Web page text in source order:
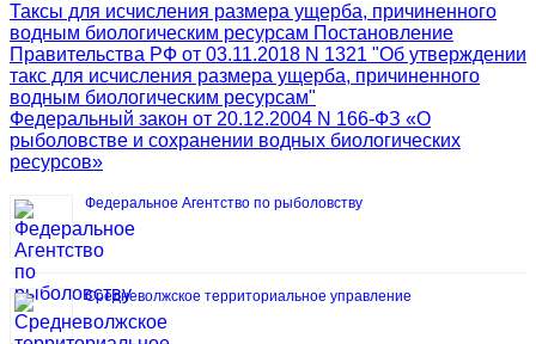
Таксы для исчисления размера ущерба, причиненного
водным биологическим ресурсам Постановление
Правительства РФ от 03.11.2018 N 1321 "Об утверждении
такс для исчисления размера ущерба, причиненного
водным биологическим ресурсам"
Федеральный закон от 20.12.2004 N 166-ФЗ «О
рыболовстве и сохранении водных биологических
ресурсов»
Федеральное Агентство по рыболовству
Средневолжское территориальное управление